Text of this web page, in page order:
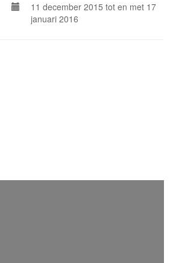
11 december 2015 tot en met 17
januari 2016